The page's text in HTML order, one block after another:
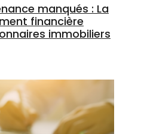
manqués : La
financière
immobiliers